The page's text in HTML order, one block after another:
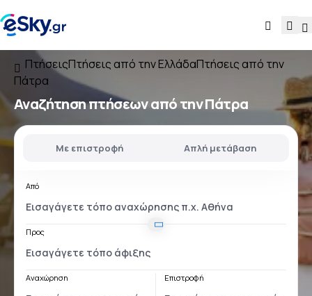
ΠτήσειςΠτήσεις από την ΕλλάδαΠτήσεις από την
Πάτρα
Αναζήτηση πτήσεωναπό την Πάτρα
Με επιστροφή Απλή μετάβαση
Από
Προς
Αναχώρηση Επιστροφή